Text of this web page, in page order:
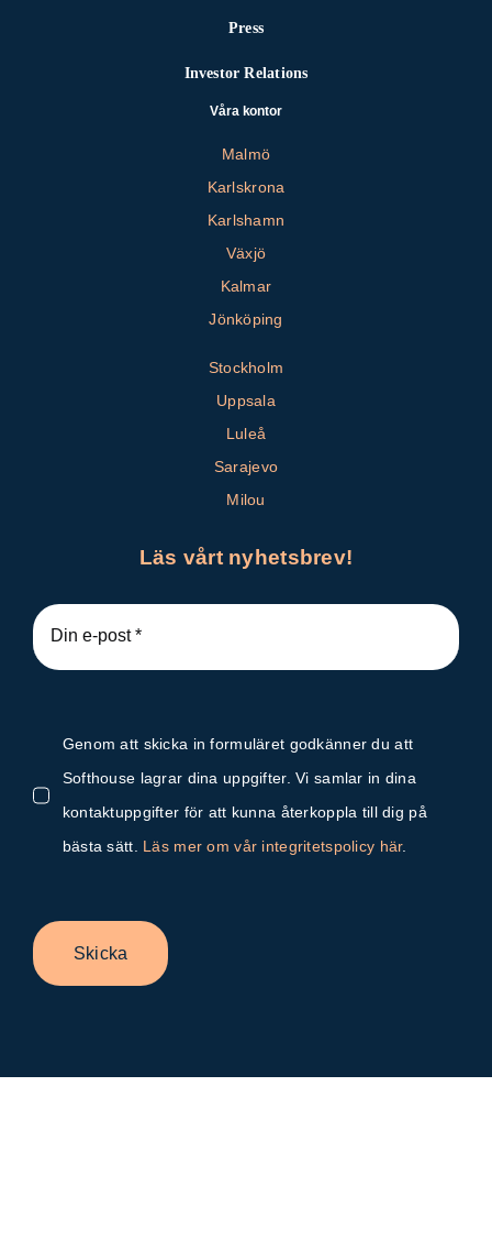
Press
Investor Relations
Våra kontor
Malmö
Karlskrona
Karlshamn
Växjö
Kalmar
Jönköping
Stockholm
Uppsala
Luleå
Sarajevo
Milou
Läs vårt nyhetsbrev!
Genom att skicka in formuläret godkänner du att
Softhouse lagrar dina uppgifter. Vi samlar in dina
kontaktuppgifter för att kunna återkoppla till dig på
bästa sätt. Läs mer om vår integritetspolicy här.
Skicka